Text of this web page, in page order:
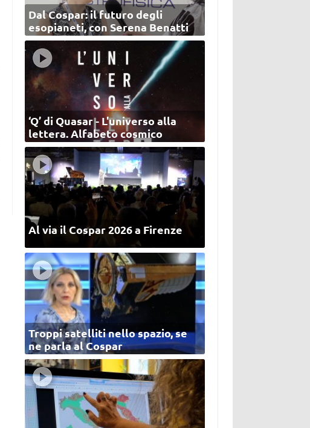
Dal Cospar: il futuro degli
esopianeti, con Serena Benatti
‘Q’ di Quasar - L'universo alla
lettera. Alfabeto cosmico
Al via il Cospar 2026 a Firenze
Troppi satelliti nello spazio, se
ne parla al Cospar